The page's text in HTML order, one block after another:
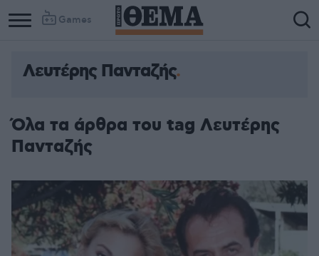
Games
Λευτέρης Πανταζής
Όλα τα άρθρα του tag Λευτέρης
Πανταζής